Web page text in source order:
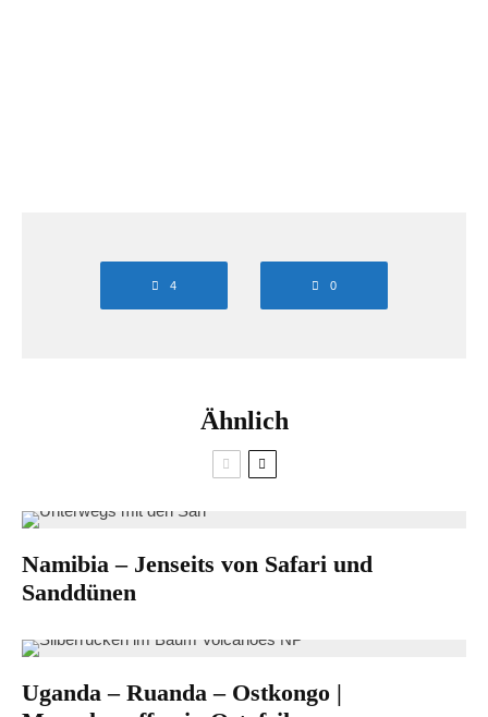
4 0
Ähnlich
Namibia – Jenseits von Safari und
Sanddünen
Uganda – Ruanda – Ostkongo |